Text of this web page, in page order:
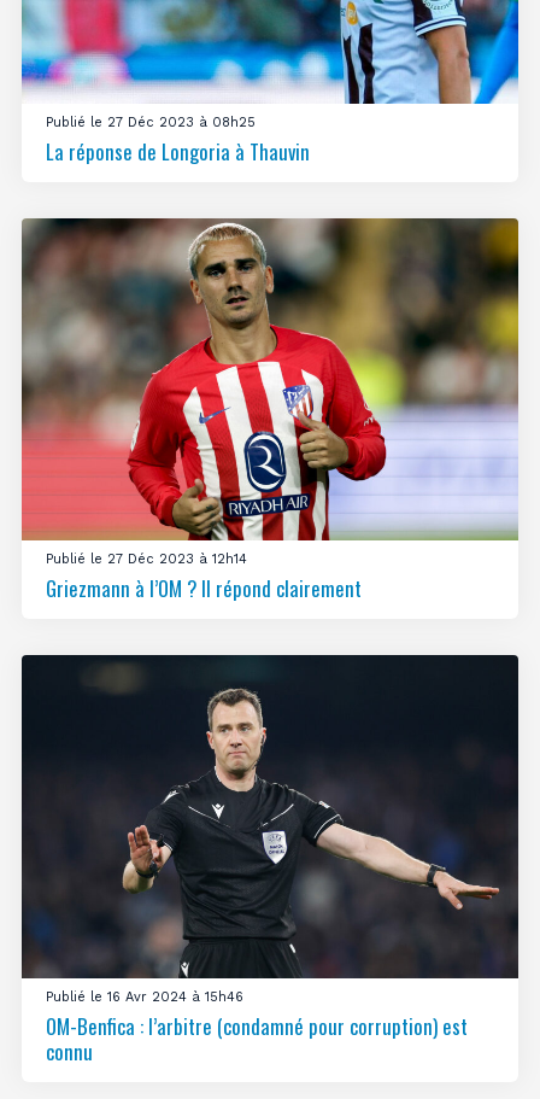
Publié le 27 Déc 2023 à 08h25
La réponse de Longoria à Thauvin
Publié le 27 Déc 2023 à 12h14
Griezmann à l’OM ? Il répond clairement
Publié le 16 Avr 2024 à 15h46
OM-Benfica : l’arbitre (condamné pour corruption) est
connu